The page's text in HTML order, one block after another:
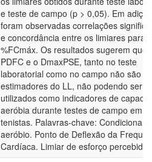
e teste de campo (p > 0,05). Em
foram observadas correlações
e concordância entre os limiares para o
%FCmáx. Os resultados sugerem que
PDFC e o DmaxPSE, tanto no teste
laboratorial como no campo não são
estimadores do LL, não podendo ser
utilizados como indicadores de
aeróbia durante testes de campo em
tenistas. Palavras-chave:
aeróbio. Ponto de Deflexão da
Cardíaca. Limiar de esforço percebido.